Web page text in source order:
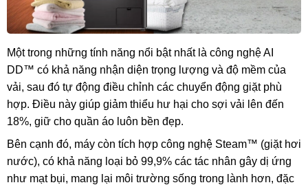
Một trong những tính năng nổi bật nhất là công nghệ AI
DD™ có khả năng nhận diện trọng lượng và độ mềm của
vải, sau đó tự động điều chỉnh các chuyển động giặt phù
hợp. Điều này giúp giảm thiểu hư hại cho sợi vải lên đến
18%, giữ cho quần áo luôn bền đẹp.
Bên cạnh đó, máy còn tích hợp công nghệ Steam™ (giặt hơi
nước), có khả năng loại bỏ 99,9% các tác nhân gây dị ứng
như mạt bụi, mang lại môi trường sống trong lành hơn, đặc